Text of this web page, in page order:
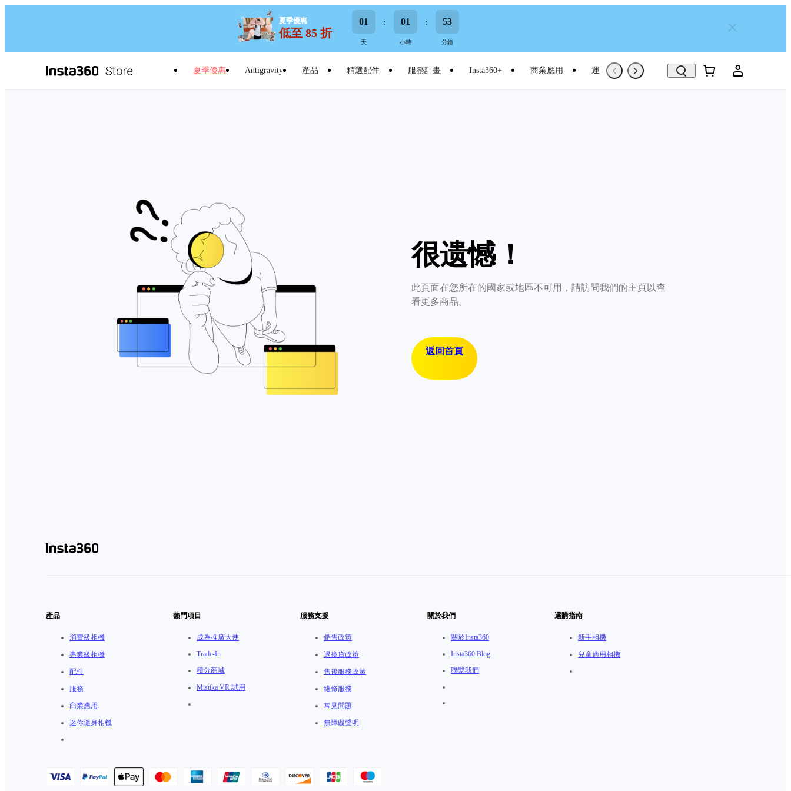
夏季優惠
低至 85 折
01
天
01
小時
53
分鐘
夏季優惠 Antigravity 產品 精選配件 服務計畫 Insta360+ 商業應用 運動專屬推薦 Trade-In 翻新機
很遗憾！
此頁面在您所在的國家或地區不可用，請訪問我們的主頁以查
看更多商品。
返回首頁
產品
消費級相機
專業級相機
配件
服務
商業應用
迷你隨身相機
熱門項目
成為推廣大使
Trade-In
積分商城
Mistika VR 試用
服務支援
銷售政策
退換貨政策
售後服務政策
維修服務
常見問題
無障礙聲明
關於我們
關於Insta360
Insta360 Blog
聯繫我們
選購指南
新手相機
兒童適用相機